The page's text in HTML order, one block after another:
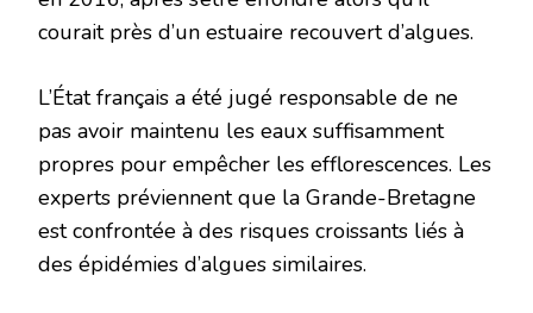
courait près d’un estuaire recouvert d’algues.
L’État français a été jugé responsable de ne
pas avoir maintenu les eaux suffisamment
propres pour empêcher les efflorescences. Les
experts préviennent que la Grande-Bretagne
est confrontée à des risques croissants liés à
des épidémies d’algues similaires.